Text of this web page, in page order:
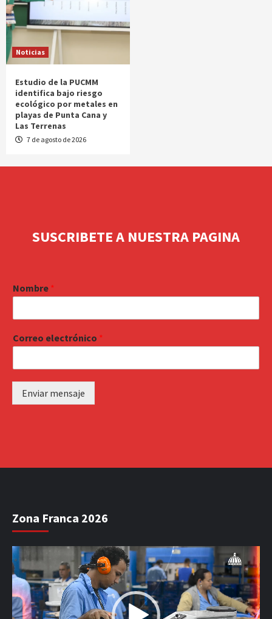
Noticias
Estudio de la PUCMM
identifica bajo riesgo
ecológico por metales en
playas de Punta Cana y
Las Terrenas
7 de agosto de 2026
SUSCRIBETE A NUESTRA PAGINA
Nombre *
Correo electrónico *
Enviar mensaje
Zona Franca 2026
Reproductor
de
vídeo